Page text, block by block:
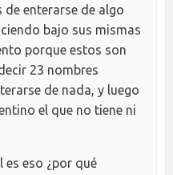
de enterarse de algo
bajo sus mismas
porque estos son
23 nombres
de nada, y luego
el que no tiene ni
eso ¿por qué